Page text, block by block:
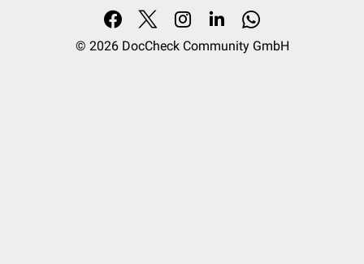
© 2026 DocCheck Community GmbH